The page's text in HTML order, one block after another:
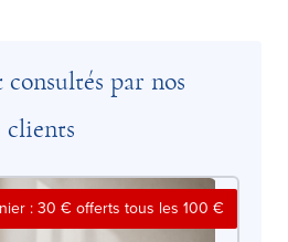
consultés par nos
clients
: 30 € offerts tous les 100 €